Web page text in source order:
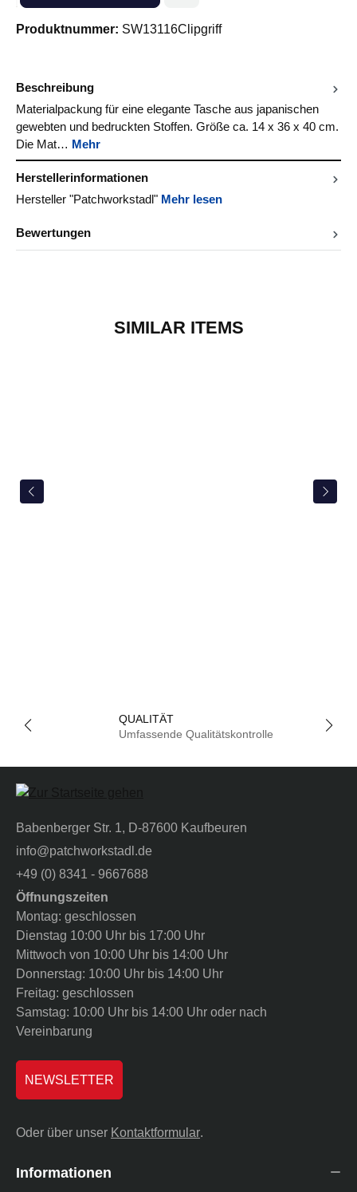
Produktnummer: SW13116Clipgriff
Beschreibung
Materialpackung für eine elegante Tasche aus japanischen
gewebten und bedruckten Stoffen. Größe ca. 14 x 36 x 40 cm.
Die Mat… Mehr
Herstellerinformationen
Hersteller "Patchworkstadl" Mehr lesen
Bewertungen
SIMILAR ITEMS
QUALITÄT
Umfassende Qualitätskontrolle
Babenberger Str. 1, D-87600 Kaufbeuren
info@patchworkstadl.de
+49 (0) 8341 - 9667688
Öffnungszeiten
Montag: geschlossen
Dienstag 10:00 Uhr bis 17:00 Uhr
Mittwoch von 10:00 Uhr bis 14:00 Uhr
Donnerstag: 10:00 Uhr bis 14:00 Uhr
Freitag: geschlossen
Samstag: 10:00 Uhr bis 14:00 Uhr oder nach
Vereinbarung
NEWSLETTER
Oder über unser Kontaktformular.
Informationen